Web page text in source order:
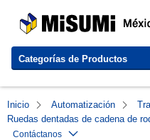
MISUMI México | Tu Tiempo,
Categorías de Productos
Inicio Automatización
Ruedas dentadas de cadena de
Contáctanos